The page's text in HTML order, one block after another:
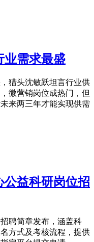
业需求最盛
猎头沈敏跃坦言行业供
微营销岗位成热门，但
来两三年才能实现供需
益科研岗位招
聘简章发布，涵盖科
方式及考核流程，提供